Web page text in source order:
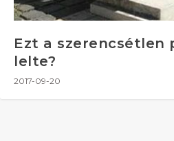
Ezt a szerencsétlen
lelte?
2017-09-20